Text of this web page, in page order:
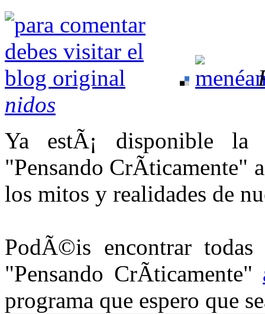
nidos
Ya estÃ¡ disponible la
"Pensando CrÃ­ticamente"
los mitos y realidades de
PodÃ©is encontrar
"Pensando CrÃ­ticamente"
programa que espero que